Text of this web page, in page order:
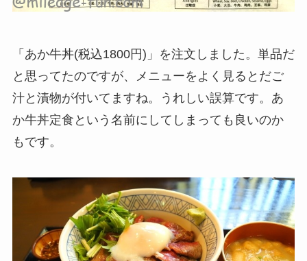
「あか牛丼(税込1800円)」を注文しました。単品だ
と思ってたのですが、メニューをよく見るとだご
汁と漬物が付いてますね。うれしい誤算です。あ
か牛丼定食という名前にしてしまっても良いのか
もです。